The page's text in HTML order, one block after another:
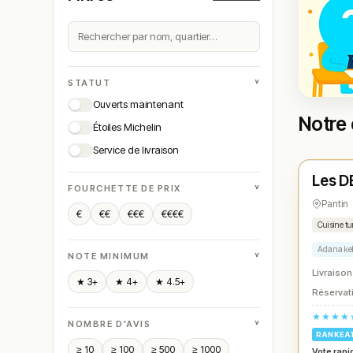
STATUT ˅
Ouverts maintenant
Étoiles Michelin
Service de livraison
FOURCHETTE DE PRIX ˅
€ €€ €€€ €€€€
NOTE MINIMUM ˅
★ 3+ ★ 4+ ★ 4.5+
NOMBRE D'AVIS ˅
≥ 10 ≥ 100 ≥ 500 ≥ 1000
Notre
★ N°
Les
Pantin
Cuisine
Adana
Livraison